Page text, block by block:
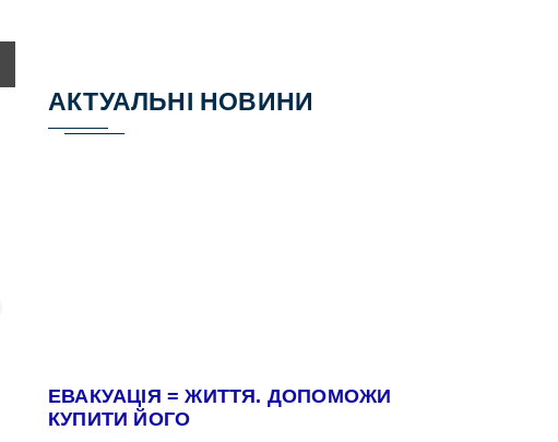
АКТУАЛЬНІ НОВИНИ
ЕВАКУАЦІЯ = ЖИТТЯ. ДОПОМОЖИ
КУПИТИ ЙОГО